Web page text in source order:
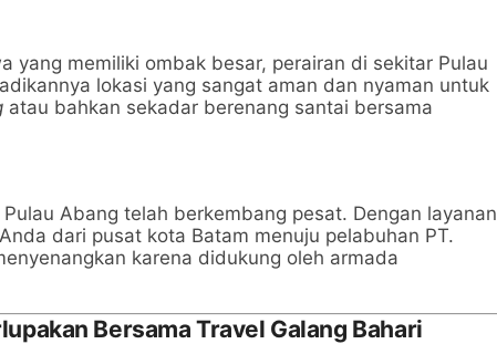
yang memiliki ombak besar, perairan di sekitar Pulau
lokasi yang sangat aman dan nyaman untuk
atau bahkan sekadar berenang santai bersama
Abang telah berkembang pesat. Dengan layanan
dari pusat kota Batam menuju pelabuhan PT.
karena didukung oleh armada
Bersama Travel Galang Bahari